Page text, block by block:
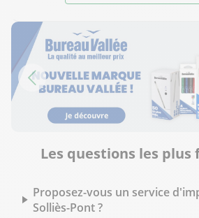
Les questions les
Proposez-vous un service
Solliès-Pont ?